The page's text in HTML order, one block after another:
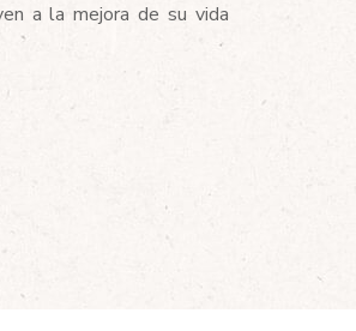
a la mejora de su vida